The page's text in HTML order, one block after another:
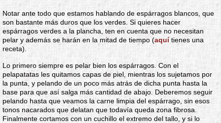
Notar ante todo que estamos hablando de espárragos blancos, que
son bastante más duros que los verdes. Si quieres hacer
espárragos verdes a la plancha, ten en cuenta que no necesitan
pelar y además se harán en la mitad de tiempo (aquítienes una
receta).
Lo primero siempre es pelar bien los espárragos. Con el
pelapatatas les quitamos capas de piel, mientras los sujetamos por
la punta, y pelando de un poco más atrás de dicha punta hasta la
base para que así salga más cantidad de abajo. Deberemos seguir
pelando hasta que veamos la carne limpia del espárrago, sin esos
tonos nacarados que delatan que todavía queda zona fibrosa.
Finalmente cortamos con un cuchillo el extremo del tallo, y si lo